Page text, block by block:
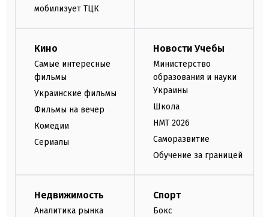
мобилизует ТЦК
Кино
Самые интересные
фильмы
Украинские фильмы
Фильмы на вечер
Комедии
Сериалы
Новости Учебы
Министерство
образования и науки
Украины
Школа
НМТ 2026
Саморазвитие
Обучение за границей
Недвижимость
Аналитика рынка
Спорт
Бокс